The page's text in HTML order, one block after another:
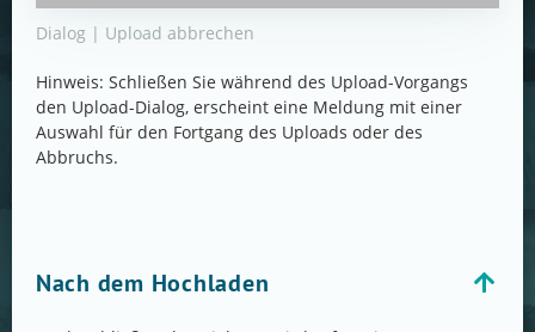
Dialog | Upload abbrechen
Hinweis: Schließen Sie während des Upload-Vorgangs
den Upload-Dialog, erscheint eine Meldung mit einer
Auswahl für den Fortgang des Uploads oder des
Abbruchs.
Nach dem Hochladen